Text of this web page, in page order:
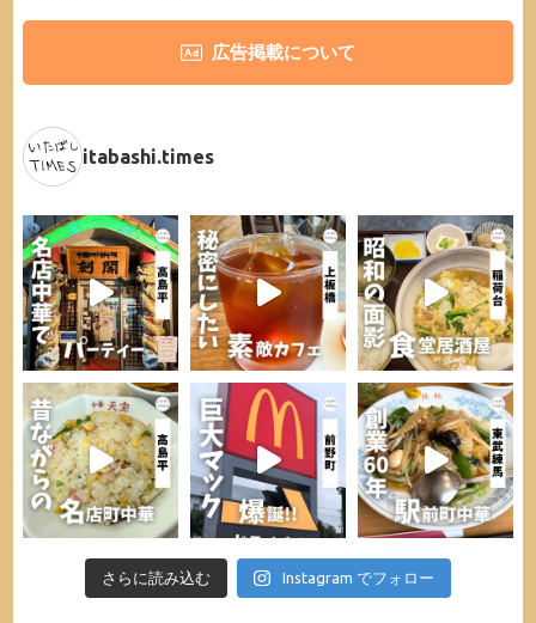
広告掲載について
itabashi.times
さらに読み込む Instagram でフォロー